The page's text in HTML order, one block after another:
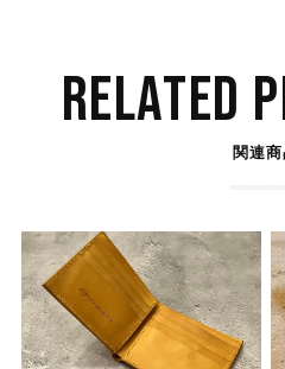
RELATED
関連商